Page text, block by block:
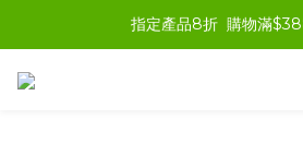
指定產品8折  購物滿